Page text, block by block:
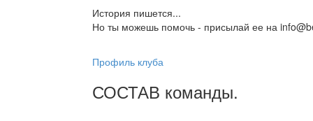
История пишется...
Но ты можешь помочь - присылай ее на
Профиль клуба
СОСТАВ команды.